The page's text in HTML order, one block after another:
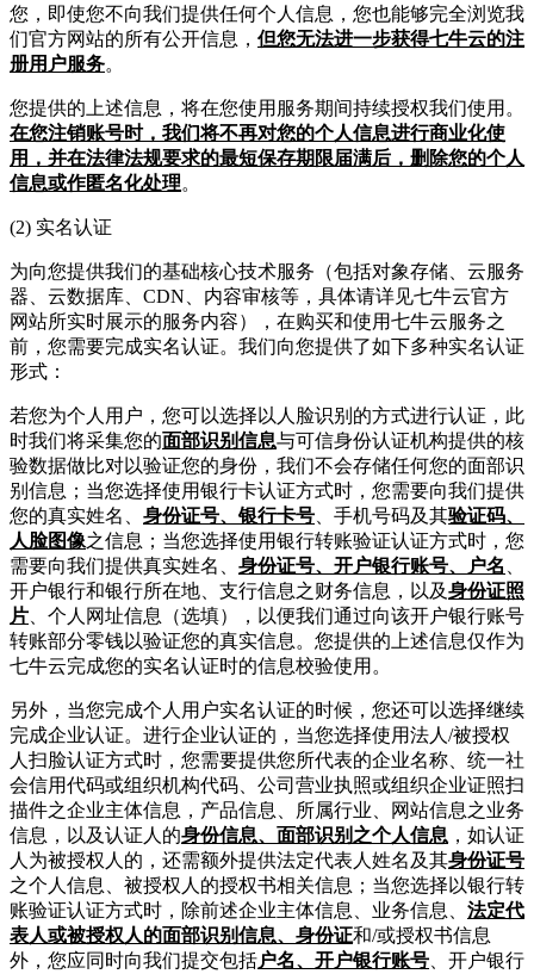
您，即使您不向我们提供任何个人信息，您也能够完全浏览我
们官方网站的所有公开信息， 但您无法进一步获得七牛云的注
册用户服务。
您提供的上述信息，将在您使用服务期间持续授权我们使用。
在您注销账号时，我们将不再对您的个人信息进行商业化使
用，并在法律法规要求的最短保存期限届满后，删除您的个人
信息或作匿名化处理。
(2) 实名认证
为向您提供我们的基础核心技术服务（包括对象存储、云服务
器、云数据库、CDN、内容审核等，具体请详见七牛云官方
网站所实时展示的服务内容），在购买和使用七牛云服务之
前，您需要完成实名认证。我们向您提供了如下多种实名认证
形式：
若您为个人用户，您可以选择以人脸识别的方式进行认证，此
时我们将采集您的面部识别信息与可信身份认证机构提供的核
验数据做比对以验证您的身份，我们不会存储任何您的面部识
别信息；当您选择使用银行卡认证方式时，您需要向我们提供
您的真实姓名、 身份证号、银行卡号、手机号码及其验证码、
人脸图像之信息；当您选择使用银行转账验证认证方式时，您
需要向我们提供真实姓名、 身份证号、开户银行账号、户名 、
开户银行和银行所在地、支行信息之财务信息，以及身份证照
片、个人网址信息（选填），以便我们通过向该开户银行账号
转账部分零钱以验证您的真实信息。您提供的上述信息仅作为
七牛云完成您的实名认证时的信息校验使用。
另外，当您完成个人用户实名认证的时候，您还可以选择继续
完成企业认证。进行企业认证的，当您选择使用法人/被授权
人扫脸认证方式时，您需要提供您所代表的企业名称、统一社
会信用代码或组织机构代码、公司营业执照或组织企业证照扫
描件之企业主体信息，产品信息、所属行业、网站信息之业务
信息，以及认证人的身份信息、面部识别之个人信息 ，如认证
人为被授权人的，还需额外提供法定代表人姓名及其身份证号
之个人信息、被授权人的授权书相关信息；当您选择以银行转
账验证认证方式时，除前述企业主体信息、业务信息、 法定代
表人或被授权人的面部识别信息、身份证和/或授权书信息
外，您应同时向我们提交包括户名、开户银行账号、开户银行